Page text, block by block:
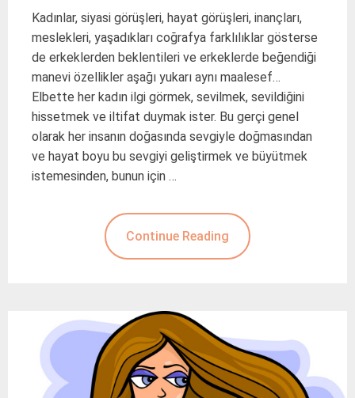
Kadınlar, siyasi görüşleri, hayat görüşleri, inançları,
meslekleri, yaşadıkları coğrafya farklılıklar gösterse
de erkeklerden beklentileri ve erkeklerde beğendiği
manevi özellikler aşağı yukarı aynı maalesef…
Elbette her kadın ilgi görmek, sevilmek, sevildiğini
hissetmek ve iltifat duymak ister. Bu gerçi genel
olarak her insanın doğasında sevgiyle doğmasından
ve hayat boyu bu sevgiyi geliştirmek ve büyütmek
istemesinden, bunun için …
Continue Reading